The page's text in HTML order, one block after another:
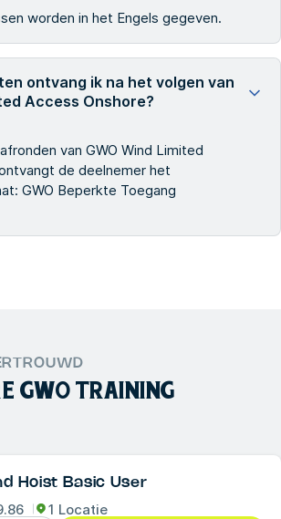
worden in het Engels gegeven.
ontvang ik na het volgen van
Access Onshore?
van GWO Wind Limited
de deelnemer het
GWO Beperkte Toegang
GWO TRAINING
Hoist Basic User
1 Locatie